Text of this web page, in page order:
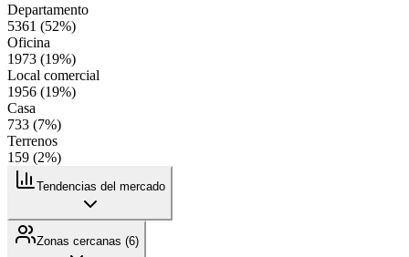
Departamento
5361 (52%)
Oficina
1973 (19%)
Local comercial
1956 (19%)
Casa
733 (7%)
Terrenos
159 (2%)
Tendencias del mercado
Zonas cercanas (6)